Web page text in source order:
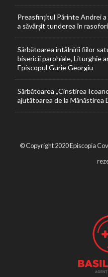
Preasfințitul Părinte Andrei a
a săvârșit tunderea în
Sărbătoarea întâlnirii fiilor
bisericii parohiale, Liturghie
Episcopul Gurie Georgiu
Sărbătoarea „Cinstirea
ajutătoarea de la Mănăstirea
© Copyright 2020 Episcopia